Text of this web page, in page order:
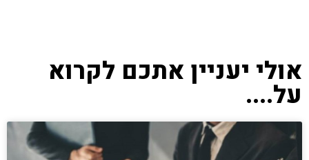
אולי יעניין אתכם לקרוא
על....